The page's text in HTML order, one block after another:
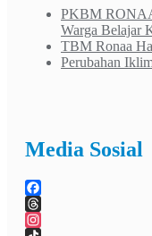
PKBM
Warga Belajar
TBM Ronaa
Perubahan
Media Sosial
Facebook
Threads